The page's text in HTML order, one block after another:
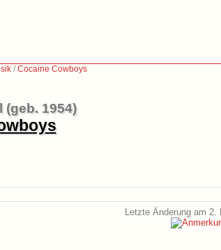
/Cocaine Cowboys
(geb. 1954)
Letzte Änderung am 2.